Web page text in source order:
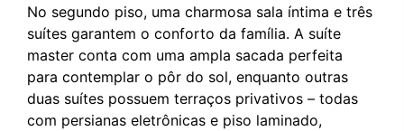
No segundo piso, uma charmosa sala íntima e três
suítes garantem o conforto da família. A suíte
master conta com uma ampla sacada perfeita
para contemplar o pôr do sol, enquanto outras
duas suítes possuem terraços privativos – todas
com persianas eletrônicas e piso laminado,